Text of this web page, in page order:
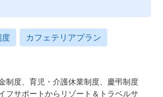
度 カフェテリアプラン
制度、育児・介護休業制度、慶弔制度
フサポートからリゾート＆トラベルサ